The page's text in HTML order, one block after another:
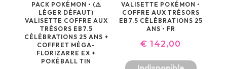
PACK POKÉMON • (⚠️
LÉGER DÉFAUT)
VALISETTE COFFRE AUX
TRÉSORS EB7.5
CÉLÉBRATIONS 25 ANS +
COFFRET MÉGA-
FLORIZARRE EX +
POKÉBALL TIN
VALISETTE POKÉMON •
COFFRE AUX TRÉSORS
EB7.5 CÉLÉBRATIONS 25
ANS • FR
€ 142,00